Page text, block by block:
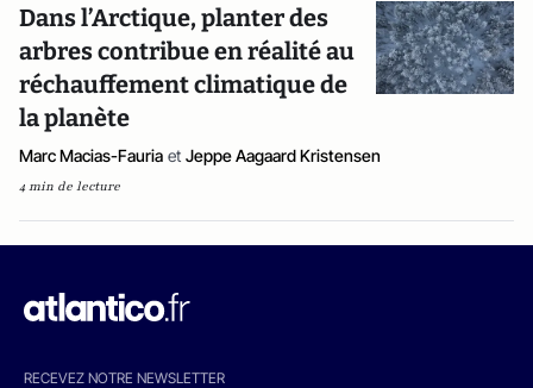
Dans l’Arctique, planter des
arbres contribue en réalité au
réchauffement climatique de
la planète
Marc Macias-Fauria et Jeppe Aagaard Kristensen
4 min de lecture
RECEVEZ NOTRE NEWSLETTER